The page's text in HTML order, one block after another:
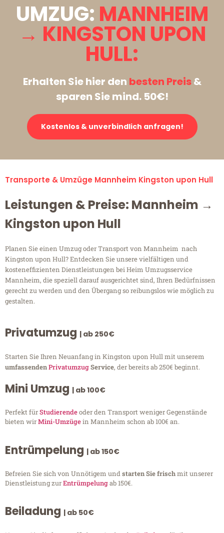
UMZUG: MANNHEIM
→ KINGSTON UPON
HULL:
Erhalten Sie hier den besten Preis&
sparen Sie mind. 50€!
Kostenlos & unverbindlich anfragen!
Transporte & Umzüge Mannheim Kingston upon Hull
Leistungen & Preise: Mannheim →
Kingston upon Hull
Planen Sie einen Umzug oder Transport von Mannheim nach
Kingston upon Hull? Entdecken Sie unsere vielfältigen und
kosteneffizienten Dienstleistungen bei Heim Umzugsservice
Mannheim, die speziell darauf ausgerichtet sind, Ihren Bedürfnissen
gerecht zu werden und den Übergang so reibungslos wie möglich zu
gestalten.
Privatumzug | ab 250€
Starten Sie Ihren Neuanfang in Kingston upon Hull mit unserem
umfassendenPrivatumzugService, der bereits ab 250€ beginnt.
Mini Umzug | ab 100€
Perfekt fürStudierendeoder den Transport weniger Gegenstände
bieten wirMini-Umzügein Mannheim schon ab 100€ an.
Entrümpelung | ab 150€
Befreien Sie sich von Unnötigem undstarten Sie frischmit unserer
Dienstleistung zurEntrümpelungab 150€.
Beiladung | ab 50€